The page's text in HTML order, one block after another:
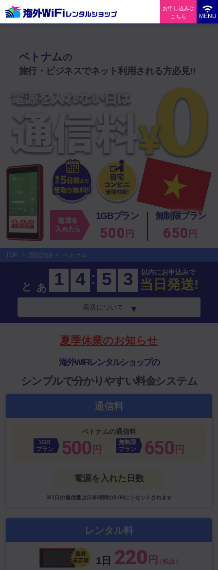
お申し込みは
こちら
MENU
ベトナムの
旅行・ビジネスでネット利用される方必見!!
1GBプラン
500 円
無制限プラン
650 円
TOP 国別詳細 ベトナム
あと 1 4 : 5 3 以内にお申込みで
当日発送!
発送について
夏季休業のお知らせ
海外WiFiレンタルショップの
シンプルで分かりやすい料金システム
通信料
ベトナムの通信料
1GB
プラン
500 円
無制限
プラン
650 円
電源を入れた日数
※1日の通信量は日本時間の0:00にリセットされます
レンタル料
1日 220 円 （税込）